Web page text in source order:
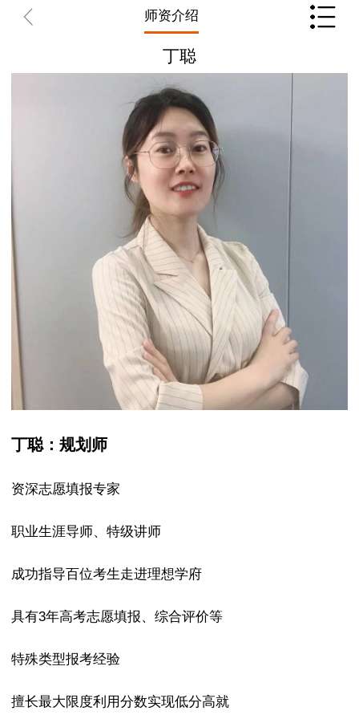
师资介绍
丁聪
丁聪：规划师
资深志愿填报专家
职业生涯导师、特级讲师
成功指导百位考生走进理想学府
具有3年高考志愿填报、综合评价等
特殊类型报考经验
擅长最大限度利用分数实现低分高就